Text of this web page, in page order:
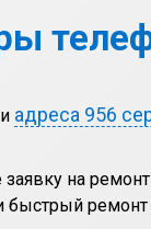
адреса 956
на
быстрый ремонт